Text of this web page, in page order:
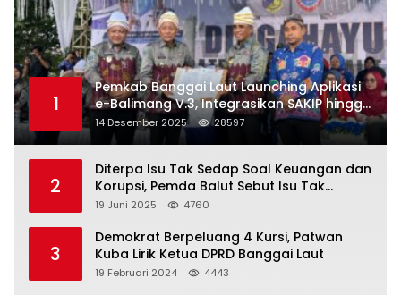
1
Pemkab Banggai Laut Launching Aplikasi
e-Balimang V.3, Integrasikan SAKIP hingga
Satu Data Layanan Publik
14 Desember 2025 28597
2
Diterpa Isu Tak Sedap Soal Keuangan dan
Korupsi, Pemda Balut Sebut Isu Tak
Berdasar
19 Juni 2025 4760
3
Demokrat Berpeluang 4 Kursi, Patwan
Kuba Lirik Ketua DPRD Banggai Laut
19 Februari 2024 4443